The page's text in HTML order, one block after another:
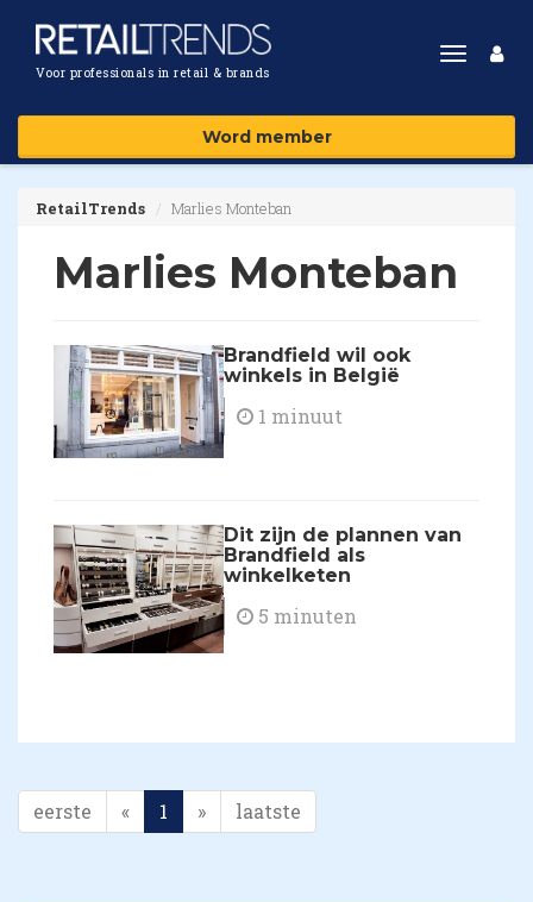
Voor professionals in retail & brands
Toggle
Word member
RetailTrends Marlies Monteban
Marlies Monteban
Brandfield wil ook
winkels in België
1 minuut
Dit zijn de plannen van
Brandfield als
winkelketen
5 minuten
eerste « 1 » laatste